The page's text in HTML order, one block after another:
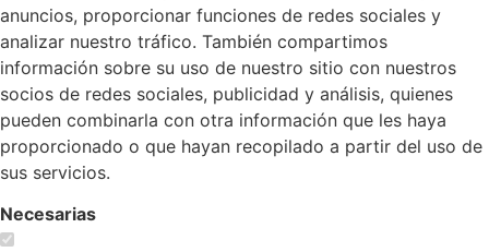
anuncios, proporcionar funciones de redes sociales y
analizar nuestro tráfico. También compartimos
información sobre su uso de nuestro sitio con nuestros
socios de redes sociales, publicidad y análisis, quienes
pueden combinarla con otra información que les haya
proporcionado o que hayan recopilado a partir del uso de
sus servicios.
Necesarias